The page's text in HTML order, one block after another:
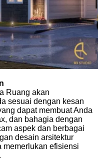
Ruang akan
sesuai dengan kesan
dapat membuat Anda
dan bahagia dengan
aspek dan berbagai
desain arsitektur
memerlukan efisiensi